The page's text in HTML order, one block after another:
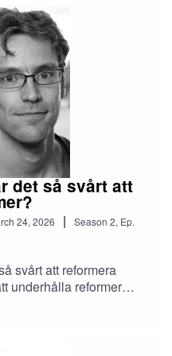
to Sustain the Fight
(Tech Policy Press
på att förvandlas
Andreas Bergh och
Debatt)
det så svårt att
24, 2026 | Season 2, Ep.
svårt att reformera
underhålla reformer
väl de har fungerat
inte fungerat som det